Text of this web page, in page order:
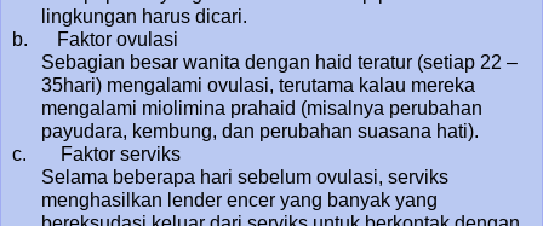
lingkungan harus dicari.
b. Faktor ovulasi
Sebagian besar wanita dengan haid teratur (setiap 22 –
35hari) mengalami ovulasi, terutama kalau mereka
mengalami miolimina prahaid (misalnya perubahan
payudara, kembung, dan perubahan suasana hati).
c. Faktor serviks
Selama beberapa hari sebelum ovulasi, serviks
menghasilkan lender encer yang banyak yang